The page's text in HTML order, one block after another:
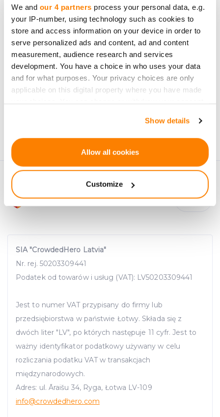
We and our 4 partners process your personal data, e.g.
your IP-number, using technology such as cookies to
store and access information on your device in order to
serve personalized ads and content, ad and content
measurement, audience research and services
development. You have a choice in who uses your data
and for what purposes. Your privacy choices are only
applicable on this digital property where you have made
If you allow, we would also like to:
Identify your device by actively scanning it for
and set your preferences in thedetails section.
traffic data, display customized page content and
advertising. See more in ourCookies policy.
Show details
Allow all cookies
Customize
możliwościach
inwestycyjnych.
Zapisz się
w dowolnym momencie.
SIA "CrowdedHero Latvia"
Nr. rej. 50203309441
Podatek od towarów i usług (VAT): LV50203309441
Jest to numer VAT przypisany do firmy lub
przedsiębiorstwa w państwie Łotwy. Składa się z
dwóch liter "LV", po których następuje 11 cyfr. Jest to
ważny identyfikator podatkowy używany w celu
rozliczania podatku VAT w transakcjach
międzynarodowych.
Adres: ul. Āraišu 34, Ryga, Łotwa LV-109
info@crowdedhero.com